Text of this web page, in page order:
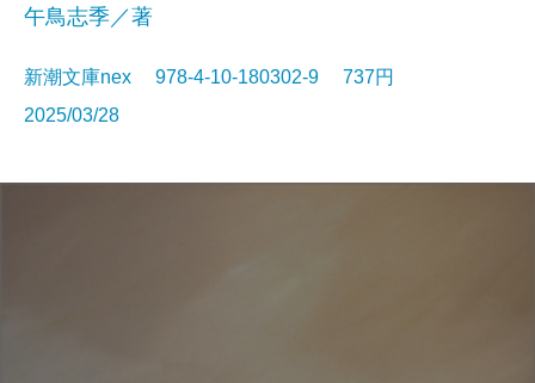
午鳥志季／著
新潮文庫nex 978-4-10-180302-9 737円
2025/03/28